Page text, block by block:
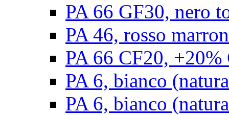
PA 66 GF30, nero
PA 46, rosso
PA 66 CF20,
PA 6, bianco
PA 6, bianco